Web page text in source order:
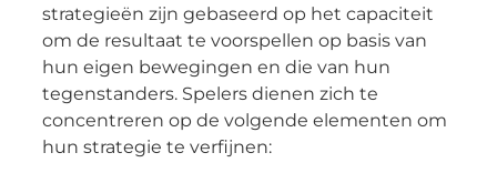
strategieën zijn gebaseerd op het capaciteit
om de resultaat te voorspellen op basis van
hun eigen bewegingen en die van hun
tegenstanders. Spelers dienen zich te
concentreren op de volgende elementen om
hun strategie te verfijnen: